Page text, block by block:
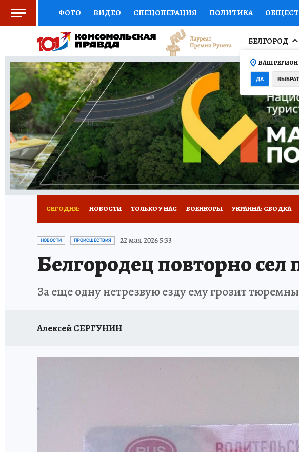
ФОТО ВИДЕО СПЕЦОПЕРАЦИЯ ПОЛИТИКА
СОЦПОДДЕРЖКА НАУКА СПОРТ КОЛУМНИСТЫ
ВЫБОР ЭКСПЕРТОВ ДОКТОР ФИНАНСЫ ОТКРЫВАЕМ
КНИЖНАЯ ПОЛКА ПРОГНОЗЫ НА СПОРТ ПРОМОКОДЫ
ПРЕСС-ЦЕНТР НЕДВИЖИМОСТЬ ТЕЛЕВИЗОР
РАДИО КП РЕКЛАМА ТЕСТЫ НОВОЕ НА САЙТЕ
БЕЛГОРОД
ВАШ
ДА
СЕГОДНЯ: НОВОСТИ ТОЛЬКО У НАС ВОЕНКОРЫ УКРАИНА: СВОДКА
ИСПЫТАНО НА СЕБЕ
НОВОСТИ ПРОИСШЕСТВИЯ 22 мая 2026 5:33
Белгородец повторно
За еще одну нетрезвую езду ему грозит
Алексей СЕРГУНИН